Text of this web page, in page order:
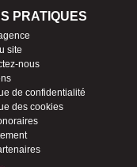
PRATIQUES
site
nous
de confidentialité
des cookies